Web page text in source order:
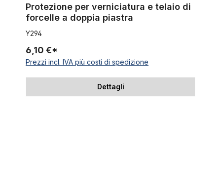
Protezione per verniciatura e telaio di
forcelle a doppia piastra
Y294
6,10 €*
Prezzi incl. IVA più costi di spedizione
Dettagli